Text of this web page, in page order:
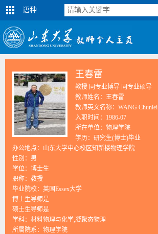
语种
王春雷
教授 同专业博导 同专业硕导
教师姓名：王春雷
教师英文名称：WANG Chunlei
入职时间：1986-07
所在单位：物理学院
学历：研究生(博士)毕业
办公地点：山东大学中心校区知新楼物理学院
性别：男
学位：博士生
职称：教授
毕业院校：英国Essex大学
博士生导师是
硕士生导师是
学科：材料物理与化学,凝聚态物理
所属院系：物理学院